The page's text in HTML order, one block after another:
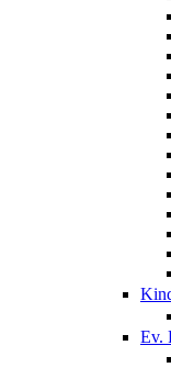
Ev.